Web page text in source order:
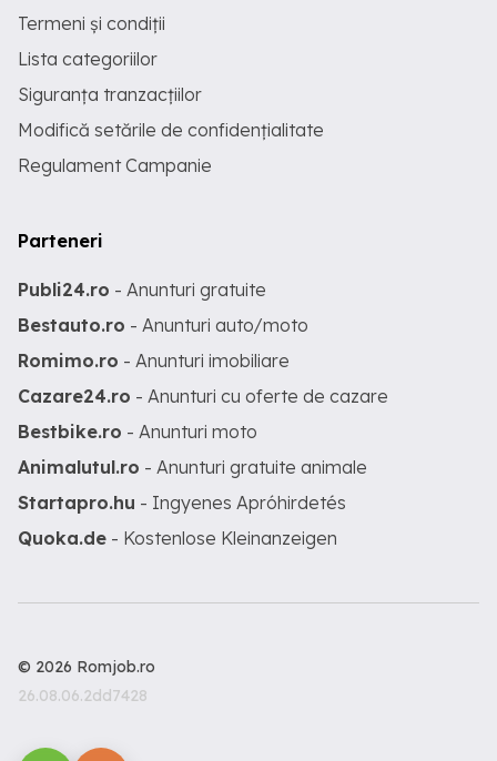
Termeni și condiții
Lista categoriilor
Siguranța tranzacțiilor
Modifică setările de confidențialitate
Regulament Campanie
Parteneri
Publi24.ro - Anunturi gratuite
Bestauto.ro - Anunturi auto/moto
Romimo.ro - Anunturi imobiliare
Cazare24.ro - Anunturi cu oferte de cazare
Bestbike.ro - Anunturi moto
Animalutul.ro - Anunturi gratuite animale
Startapro.hu - Ingyenes Apróhirdetés
Quoka.de - Kostenlose Kleinanzeigen
© 2026 Romjob.ro
26.08.06.2dd7428